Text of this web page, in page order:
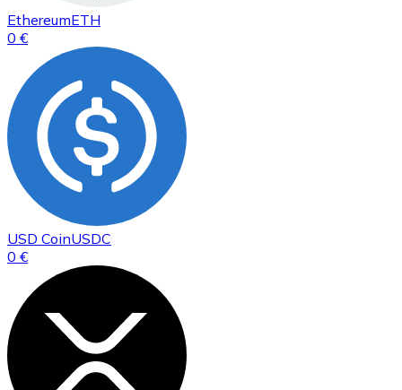
EthereumETH
0 €
USD CoinUSDC
0 €